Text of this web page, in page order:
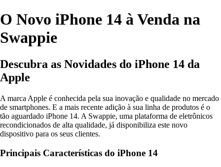
O Novo iPhone 14 à Venda na
Swappie
Descubra as Novidades do iPhone 14 da
Apple
A marca Apple é conhecida pela sua inovação e qualidade no mercado
de smartphones. E a mais recente adição à sua linha de produtos é o
tão aguardado iPhone 14. A Swappie, uma plataforma de eletrônicos
recondicionados de alta qualidade, já disponibiliza este novo
dispositivo para os seus clientes.
Principais Características do iPhone 14